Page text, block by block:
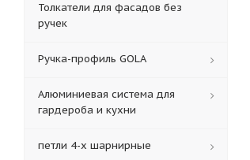
Толкатели для фасадов без
ручек
Ручка-профиль GOLA
Алюминиевая система для
гардероба и кухни
петли 4-х шарнирные